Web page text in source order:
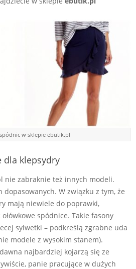
w sklepie ebutik.pl
dla klepsydry
nie zabraknie też innych modeli.
dopasowanych. W związku z tym, że
mają niewiele do poprawki,
spódnice. Takie fasony
sylwetki – podkreślą zgrabne uda
modele z wysokim stanem).
najbardziej kojarzą się ze
panie pracujące w dużych